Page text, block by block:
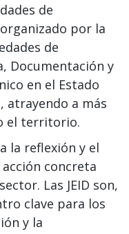
de
por la
de
Documentación y
en el Estado
atrayendo a más
el territorio.
la reflexión y el
concreta
Las JEID son,
clave para los
y la